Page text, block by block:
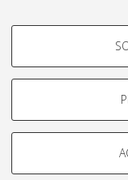
COOKIE DI
Si tratta di cookie
navigazione degli
Mostra cookie di
COOKIE TECNICI
Impostazioni
Informativa sulla
Condizioni d’uso